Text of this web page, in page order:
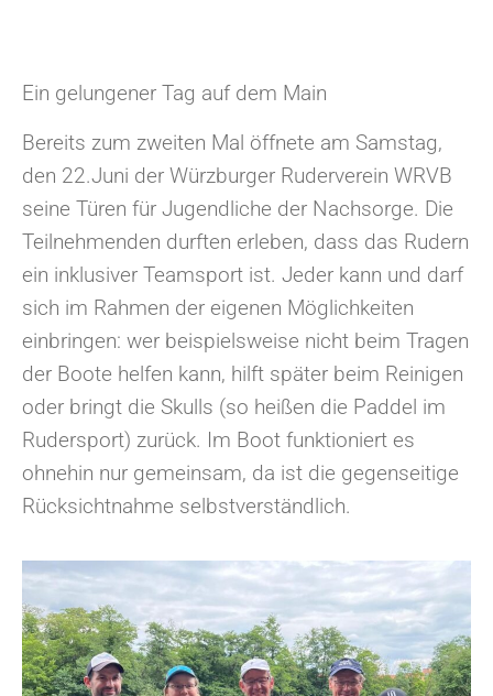
Ein gelungener Tag auf dem Main
Bereits zum zweiten Mal öffnete am Samstag,
den 22.Juni der Würzburger Ruderverein WRVB
seine Türen für Jugendliche der Nachsorge. Die
Teilnehmenden durften erleben, dass das Rudern
ein inklusiver Teamsport ist. Jeder kann und darf
sich im Rahmen der eigenen Möglichkeiten
einbringen: wer beispielsweise nicht beim Tragen
der Boote helfen kann, hilft später beim Reinigen
oder bringt die Skulls (so heißen die Paddel im
Rudersport) zurück. Im Boot funktioniert es
ohnehin nur gemeinsam, da ist die gegenseitige
Rücksichtnahme selbstverständlich.